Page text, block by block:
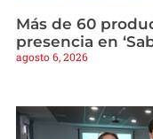
Más de 60
presencia en
agosto 6, 2026